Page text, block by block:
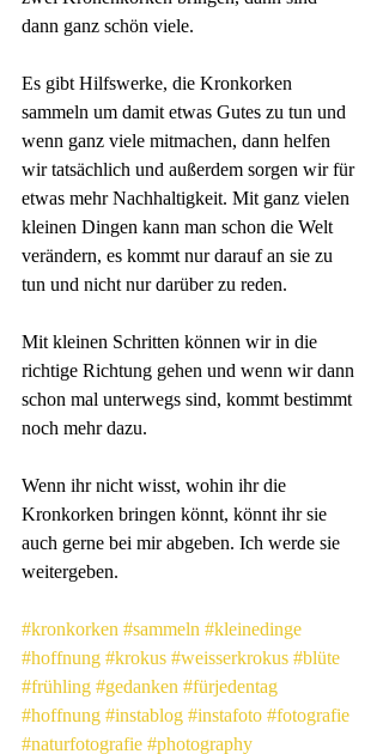
dann ganz schön viele.
Es gibt Hilfswerke, die Kronkorken
sammeln um damit etwas Gutes zu tun und
wenn ganz viele mitmachen, dann helfen
wir tatsächlich und außerdem sorgen wir für
etwas mehr Nachhaltigkeit. Mit ganz vielen
kleinen Dingen kann man schon die Welt
verändern, es kommt nur darauf an sie zu
tun und nicht nur darüber zu reden.
Mit kleinen Schritten können wir in die
richtige Richtung gehen und wenn wir dann
schon mal unterwegs sind, kommt bestimmt
noch mehr dazu.
Wenn ihr nicht wisst, wohin ihr die
Kronkorken bringen könnt, könnt ihr sie
auch gerne bei mir abgeben. Ich werde sie
weitergeben.
#kronkorken #sammeln #kleinedinge
#hoffnung #krokus #weisserkrokus #blüte
#frühling #gedanken #fürjedentag
#hoffnung #instablog #instafoto #fotografie
#naturfotografie #photography